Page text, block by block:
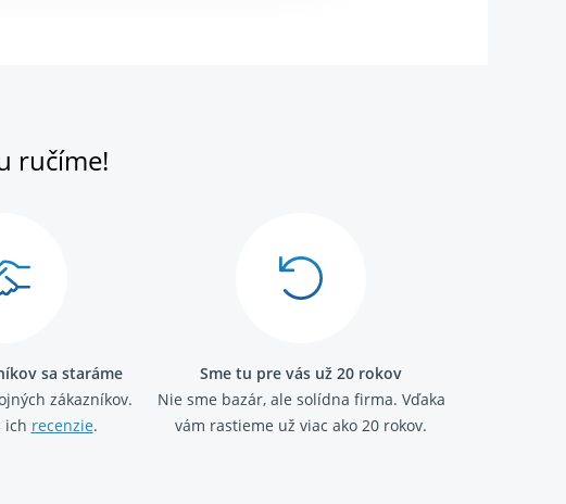
ručíme!
sa staráme
zákazníkov.
ich recenzie.
Sme tu pre vás už 20 rokov
Nie sme bazár, ale solídna firma. Vďaka
vám rastieme už viac ako 20 rokov.